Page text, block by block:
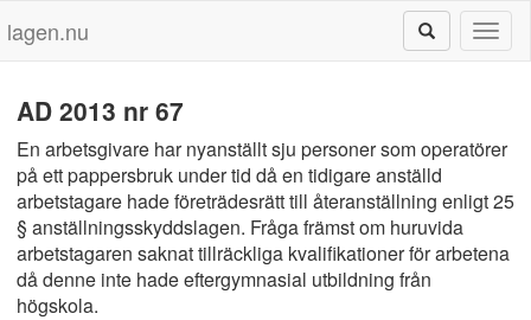
lagen.nu
AD 2013 nr 67
En arbetsgivare har nyanställt sju personer som operatörer
på ett pappersbruk under tid då en tidigare anställd
arbetstagare hade företrädesrätt till återanställning enligt 25
§ anställningsskyddslagen. Fråga främst om huruvida
arbetstagaren saknat tillräckliga kvalifikationer för arbetena
då denne inte hade eftergymnasial utbildning från
högskola.